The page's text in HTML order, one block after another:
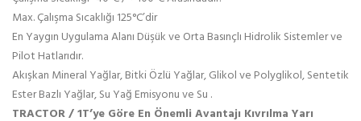
Max. Çalışma Sıcaklığı 125°C’dir
En Yaygın Uygulama Alanı Düşük ve Orta Basınçlı Hidrolik Sistemler ve
Pilot Hatlarıdır.
Akışkan Mineral Yağlar, Bitki Özlü Yağlar, Glikol ve Polyglikol, Sentetik
Ester Bazlı Yağlar, Su Yağ Emisyonu ve Su .
TRACTOR / 1T’ye Göre En Önemli Avantajı Kıvrılma Yarı